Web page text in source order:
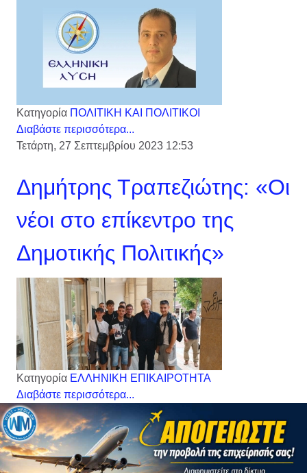
Κατηγορία ΠΟΛΙΤΙΚΗ ΚΑΙ ΠΟΛΙΤΙΚΟΙ
Διαβάστε περισσότερα...
Τετάρτη, 27 Σεπτεμβρίου 2023 12:53
Δημήτρης Τραπεζιώτης: «Οι
νέοι στο επίκεντρο της
Δημοτικής Πολιτικής»
Κατηγορία ΕΛΛΗΝΙΚΗ ΕΠΙΚΑΙΡΟΤΗΤΑ
Διαβάστε περισσότερα...